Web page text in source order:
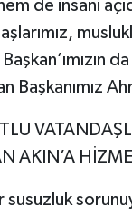
de insani
Başkanımız
AKIN’A
susuzluk